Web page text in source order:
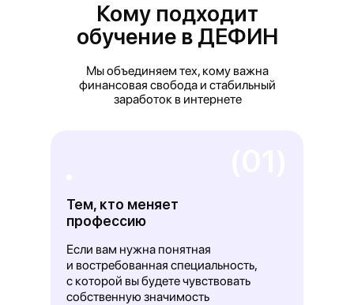
Кому подходит
обучение в ДЕФИН
Мы объединяем тех, кому важна
финансовая свобода и стабильный
заработок в интернете
Тем, кто меняет
профессию
Если вам нужна понятная
и востребованная специальность,
с которой вы будете чувствовать
собственную значимость